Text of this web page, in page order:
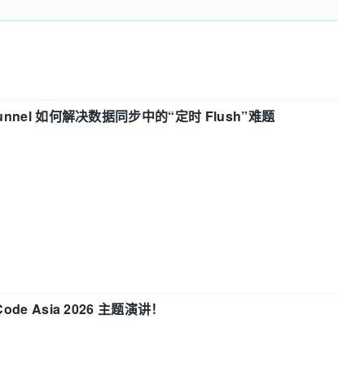
如何解决数据同步中的“定时 Flush”难题
Asia 2026 主题演讲！